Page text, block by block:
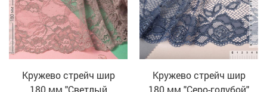
Кружево стрейч шир
180 мм "Светлый
Кружево стрейч шир
180 мм "Серо-голубой"